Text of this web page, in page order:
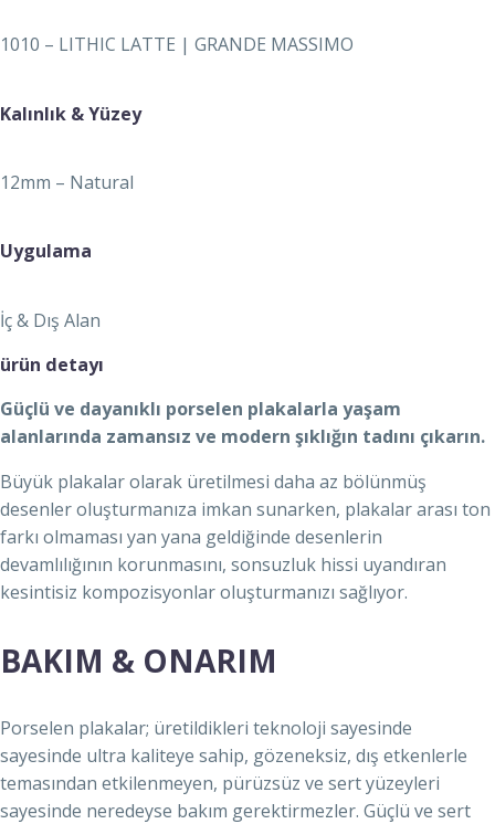
1010 – LITHIC LATTE | GRANDE MASSIMO
Kalınlık & Yüzey
12mm – Natural
Uygulama
İç & Dış Alan
ürün detayı
Güçlü ve dayanıklı porselen plakalarla yaşam
alanlarında zamansız ve modern şıklığın tadını çıkarın.
Büyük plakalar olarak üretilmesi daha az bölünmüş
desenler oluşturmanıza imkan sunarken, plakalar arası ton
farkı olmaması yan yana geldiğinde desenlerin
devamlılığının korunmasını, sonsuzluk hissi uyandıran
kesintisiz kompozisyonlar oluşturmanızı sağlıyor.
BAKIM & ONARIM
Porselen plakalar; üretildikleri teknoloji sayesinde
sayesinde ultra kaliteye sahip, gözeneksiz, dış etkenlerle
temasından etkilenmeyen, pürüzsüz ve sert yüzeyleri
sayesinde neredeyse bakım gerektirmezler. Güçlü ve sert